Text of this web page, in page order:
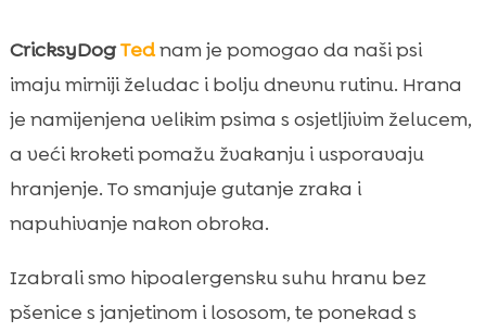
CricksyDogTednam je pomogao da naši psi
imaju mirniji želudac i bolju dnevnu rutinu. Hrana
je namijenjena velikim psima s osjetljivim želucem,
a veći kroketi pomažu žvakanju i usporavaju
hranjenje. To smanjuje gutanje zraka i
napuhivanje nakon obroka.
Izabrali smo hipoalergensku suhu hranu bez
pšenice s janjetinom i lososom, te ponekad s